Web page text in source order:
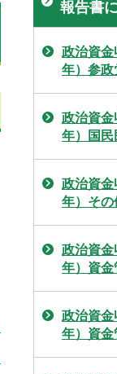
報告書
政治資
年）参政
政治資
年）国民
政治資
年）その
政治資
年）資金
政治資
年）資金